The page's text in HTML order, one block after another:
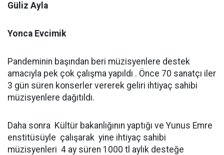
Güliz Ayla
Yonca Evcimik
Pandeminin başından beri müzisyenlere destek
amacıyla pek çok çalışma yapıldı . Önce 70 sanatçı iler
3 gün süren konserler vererek geliri ihtiyaç sahibi
müzisyenlere dağıtıldı.
Daha sonra Kültür bakanlığının yaptığı ve Yunus Emre
enstitüsüyle çalışarak yine ihtiyaç sahibi
müzisyenleri 4 ay süren 1000 tl aylık desteğe